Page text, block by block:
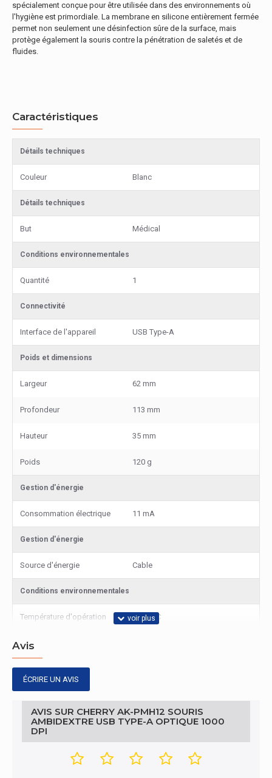
spécialement conçue pour être utilisée dans des environnements où
l'hygiène est primordiale. La membrane en silicone entièrement fermée
permet non seulement une désinfection sûre de la surface, mais
protège également la souris contre la pénétration de saletés et de
fluides.
Caractéristiques
Détails techniques
Couleur Blanc
Détails techniques
But Médical
Conditions environnementales
Quantité 1
Connectivité
Interface de l'appareil USB Type-A
Poids et dimensions
Largeur 62 mm
Profondeur 113 mm
Hauteur 35 mm
Poids 120 g
Gestion d'énergie
Consommation électrique 11 mA
Gestion d'énergie
Source d'énergie Cable
Conditions environnementales
Température d'opération 0 - 50 °C
Température hors
Autres caractéristiques
Dispositif d'entrée
Quantité de boutons 5
Avis
ÉCRIRE UN AVIS
AVIS SUR CHERRY AK-PMH12 SOURIS
AMBIDEXTRE USB TYPE-A OPTIQUE 1000
DPI